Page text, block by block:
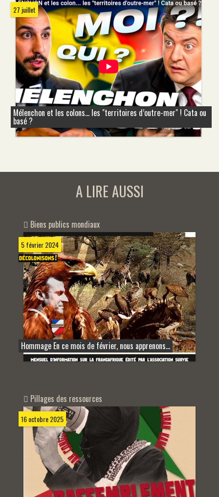
27 juillet
Mélenchon et les colons... les "territoires d’outre-mer" ! Cata ou
basé ?
A LIRE AUSSI
Biens publics mondiaux
5 février 2024
Hommage En ce mois de février, nous apprenons...
Pillages des ressources
16 octobre 2025